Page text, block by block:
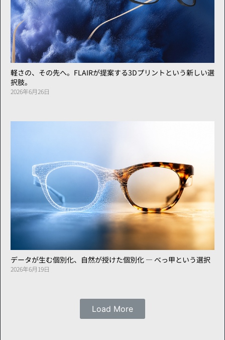
軽さの、その先へ。FLAIRが提案する3Dプリントという新しい選
択肢。
2026年6月26日
データが生む個別化、自然が授けた個別化 ― べっ甲という選択
2026年6月19日
Load More